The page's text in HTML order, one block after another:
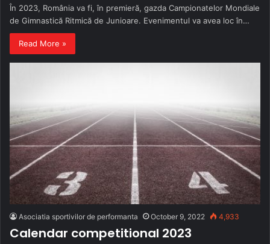
În 2023, România va fi, în premieră, gazda Campionatelor Mondiale
de Gimnastică Ritmică de Junioare. Evenimentul va avea loc în…
Read More »
Asociatia sportivilor de performanta October 9, 2022 4,933
Calendar competitional 2023